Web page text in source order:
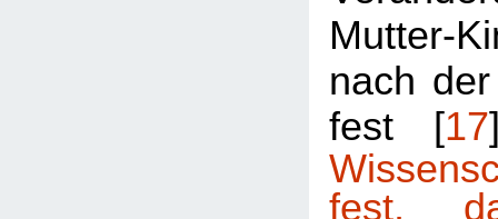
Mutter-
nach
fest [17
fest,